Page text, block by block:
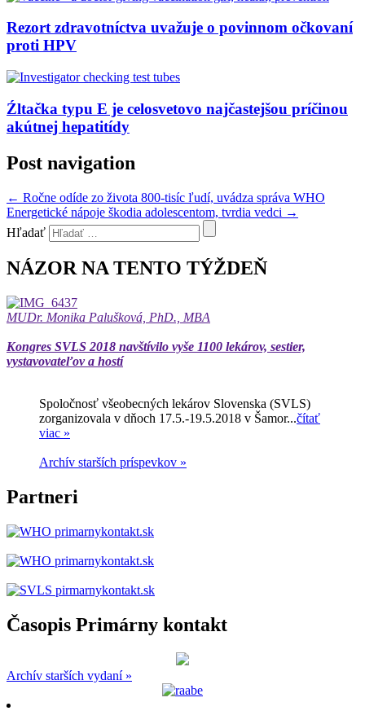
Rezort zdravotníctva uvažuje o povinnom očkovaní
proti HPV
Źltačka typu E je celosvetovo najčastejšou príčinou
akútnej hepatitídy
Post navigation
← Ročne odíde zo života 800-tisíc ľudí, uvádza správa WHO
Energetické nápoje škodia adolescentom, tvrdia vedci →
Hľadať
NÁZOR NA TENTO TÝŽDEŇ
MUDr. Monika Palušková, PhD., MBA
Kongres SVLS 2018 navštívilo vyše 1100 lekárov, sestier,
vystavovateľov a hostí
Spoločnosť všeobecných lekárov Slovenska (SVLS)
zorganizovala v dňoch 17.5.-19.5.2018 v Šamor...čítať
viac »
Archív starších príspevkov »
Partneri
Časopis Primárny kontakt
Archív starších vydaní »